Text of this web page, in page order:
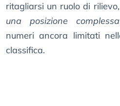
ritagliarsi un ruolo di
una posizione complessa
numeri ancora limitati
classifica.